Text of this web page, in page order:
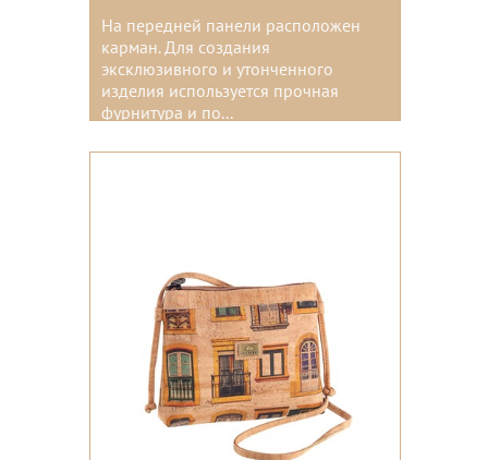
На передней панели расположен
карман. Для создания
эксклюзивного и утонченного
изделия используется прочная
фурнитура и по...
Цвета: